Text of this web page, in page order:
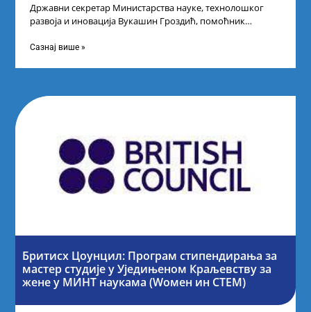
Државни секретар Министарства науке, технолошког
развоја и иновација Вукашин Гроздић, помоћник
промоцију
Сазнај више »
Бритисх Цоунцил: Програм стипендирања за
мастер студије у Уједињеном Краљевству за
жене у МИНТ наукама (Wомен ин СТЕМ)